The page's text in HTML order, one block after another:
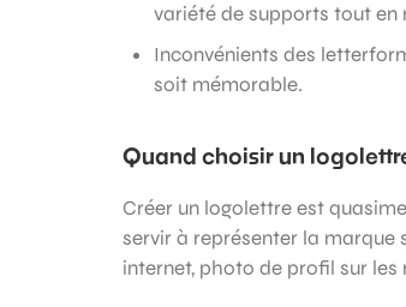
variété de supports tout
Inconvénients des
soit mémorable.
Quand choisir un
Créer un logolettre est
servir à représenter la marque
internet, photo de profil sur les